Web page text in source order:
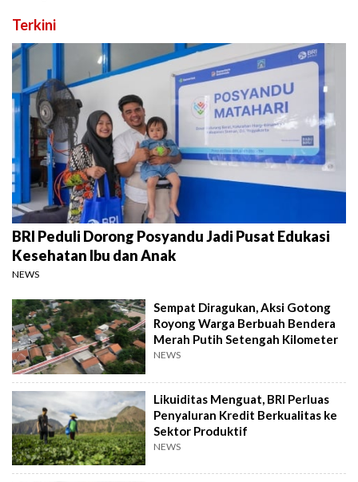
Terkini
BRI Peduli Dorong Posyandu Jadi Pusat Edukasi
Kesehatan Ibu dan Anak
NEWS
Sempat Diragukan, Aksi Gotong
Royong Warga Berbuah Bendera
Merah Putih Setengah Kilometer
NEWS
Likuiditas Menguat, BRI Perluas
Penyaluran Kredit Berkualitas ke
Sektor Produktif
NEWS